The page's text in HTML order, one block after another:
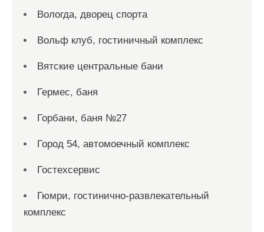
Вологда, дворец спорта
Вольф клуб, гостиничный комплекс
Вятские центральные бани
Гермес, баня
Горбани, баня №27
Город 54, автомоечный комплекс
Гостехсервис
Гюмри, гостинично-развлекательный
комплекс